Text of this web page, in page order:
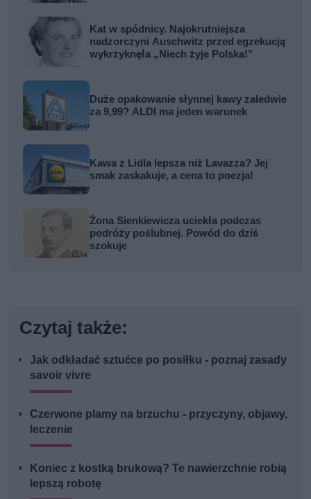
Kat w spódnicy. Najokrutniejsza
nadzorczyni Auschwitz przed egzekucją
wykrzyknęła „Niech żyje Polska!”
Duże opakowanie słynnej kawy zaledwie
za 9,99? ALDI ma jeden warunek
Kawa z Lidla lepsza niż Lavazza? Jej
smak zaskakuje, a cena to poezja!
Żona Sienkiewicza uciekła podczas
podróży poślubnej. Powód do dziś
szokuje
Czytaj także:
Jak odkładać sztućce po posiłku - poznaj zasady
savoir vivre
Czerwone plamy na brzuchu - przyczyny, objawy,
leczenie
Koniec z kostką brukową? Te nawierzchnie robią
lepszą robotę